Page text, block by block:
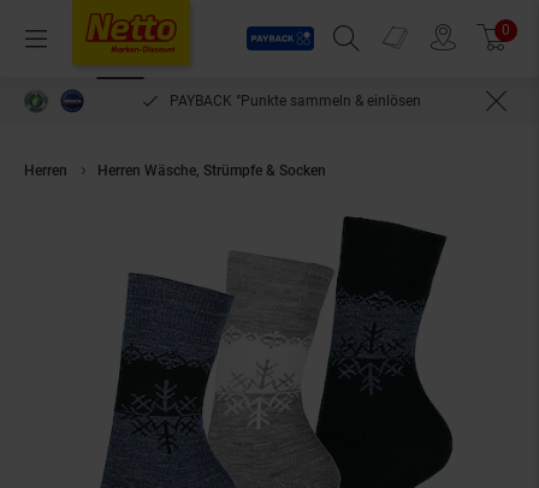
Menü
Payback
Suchfeld einblenden
Prospekte 0
PAYBACK °Punkte sammeln & einlösen
Herren Herren Wäsche, Strümpfe & Socken